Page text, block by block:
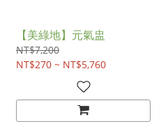
【美綠地】元氣盅
NT$7,200
NT$270 ~ NT$5,760